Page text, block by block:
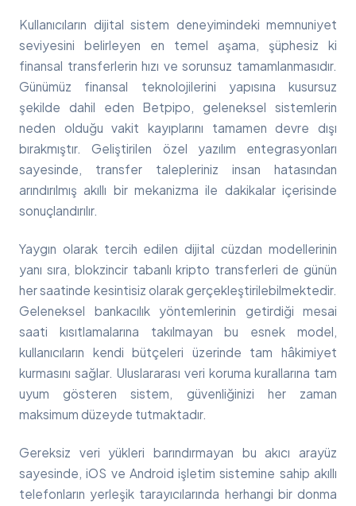
Kullanıcıların dijital sistem deneyimindeki memnuniyet
seviyesini belirleyen en temel aşama, şüphesiz ki
finansal transferlerin hızı ve sorunsuz tamamlanmasıdır.
Günümüz finansal teknolojilerini yapısına kusursuz
şekilde dahil eden Betpipo, geleneksel sistemlerin
neden olduğu vakit kayıplarını tamamen devre dışı
bırakmıştır. Geliştirilen özel yazılım entegrasyonları
sayesinde, transfer talepleriniz insan hatasından
arındırılmış akıllı bir mekanizma ile dakikalar içerisinde
sonuçlandırılır.
Yaygın olarak tercih edilen dijital cüzdan modellerinin
yanı sıra, blokzincir tabanlı kripto transferleri de günün
her saatinde kesintisiz olarak gerçekleştirilebilmektedir.
Geleneksel bankacılık yöntemlerinin getirdiği mesai
saati kısıtlamalarına takılmayan bu esnek model,
kullanıcıların kendi bütçeleri üzerinde tam hâkimiyet
kurmasını sağlar. Uluslararası veri koruma kurallarına tam
uyum gösteren sistem, güvenliğinizi her zaman
maksimum düzeyde tutmaktadır.
Gereksiz veri yükleri barındırmayan bu akıcı arayüz
sayesinde, iOS ve Android işletim sistemine sahip akıllı
telefonların yerleşik tarayıcılarında herhangi bir donma